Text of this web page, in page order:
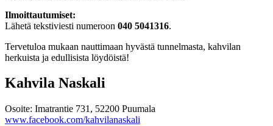
Ilmoittautumiset:
Lähetä tekstiviesti numeroon 040 5041316.
Tervetuloa mukaan nauttimaan hyvästä tunnelmasta, kahvilan
herkuista ja edullisista löydöistä!
Kahvila Naskali
Osoite: Imatrantie 731, 52200 Puumala
www.facebook.com/kahvilanaskali